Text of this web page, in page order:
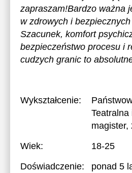
zapraszam!Bardzo ważna
w zdrowych i
Szacunek, komfort
bezpieczeństwo procesu i
cudzych granic to
Wykształcenie:
magister,
Wiek:
18-25
Doświadczenie:
ponad 5